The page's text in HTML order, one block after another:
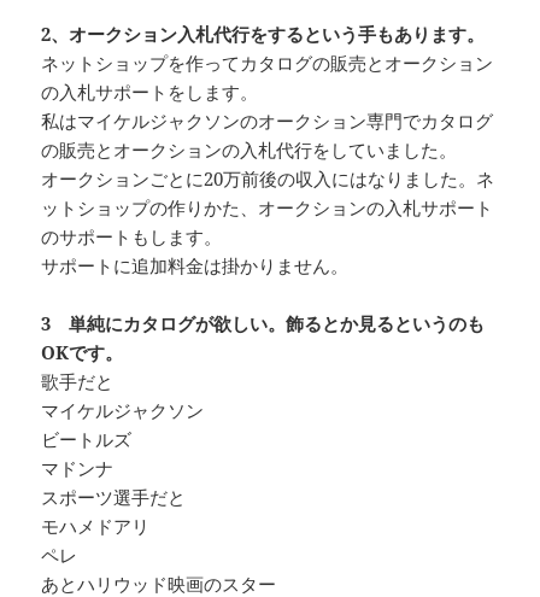
2、オークション入札代行をするという手もあります。
ネットショップを作ってカタログの販売とオークション
の入札サポートをします。
私はマイケルジャクソンのオークション専門でカタログ
の販売とオークションの入札代行をしていました。
オークションごとに20万前後の収入にはなりました。ネ
ットショップの作りかた、オークションの入札サポート
のサポートもします。
サポートに追加料金は掛かりません。
3 単純にカタログが欲しい。飾るとか見るというのも
OKです。
歌手だと
マイケルジャクソン
ビートルズ
マドンナ
スポーツ選手だと
モハメドアリ
ペレ
あとハリウッド映画のスター